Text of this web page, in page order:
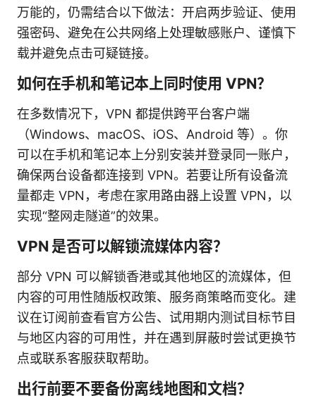
万能的，仍需结合以下做法：开启两步验证、使用
强密码、避免在公共网络上处理敏感账户、谨慎下
载并避免点击可疑链接。
如何在手机和笔记本上同时使用 VPN？
在多数情况下，VPN 都提供跨平台客户端
（Windows、macOS、iOS、Android 等）。你
可以在手机和笔记本上分别安装并登录同一账户，
确保两台设备都连接到 VPN。若要让所有设备流
量都走 VPN，考虑在家用路由器上设置 VPN，以
实现“整网走隧道”的效果。
VPN 是否可以解锁流媒体内容？
部分 VPN 可以解锁香港或其他地区的流媒体，但
内容的可用性随版权政策、服务商策略而变化。建
议在订阅前查看官方公告、试用期内测试目标节目
与地区内容的可用性，并在遇到屏蔽时尝试更换节
点或联系客服获取帮助。
出行前要不要备份离线地图和文档？